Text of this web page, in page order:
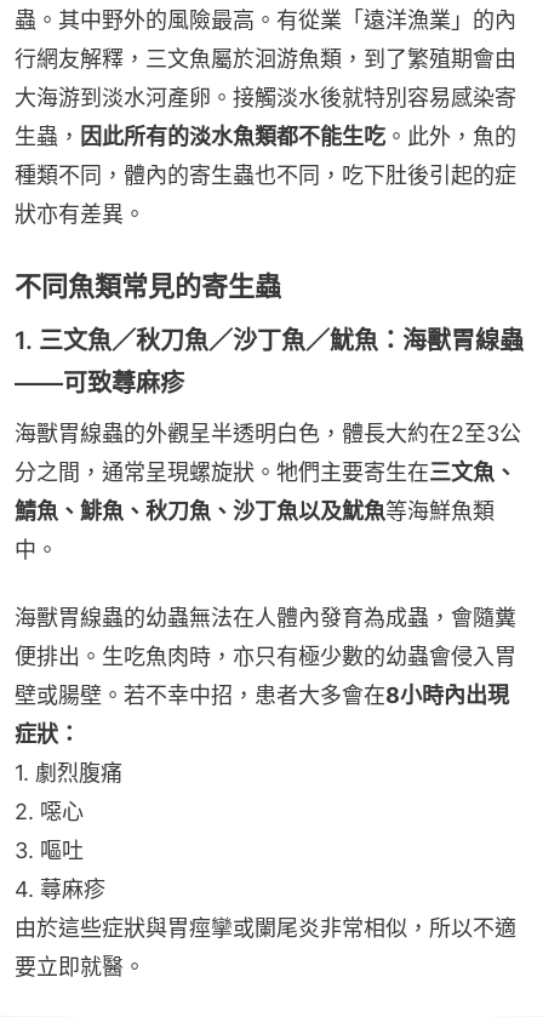
蟲。其中野外的風險最高。有從業「遠洋漁業」的內
行網友解釋，三文魚屬於洄游魚類，到了繁殖期會由
大海游到淡水河產卵。接觸淡水後就特別容易感染寄
生蟲， 因此所有的淡水魚類都不能生吃 。此外，魚的
種類不同，體內的寄生蟲也不同，吃下肚後引起的症
狀亦有差異。
不同魚類常見的寄生蟲
1. 三文魚／秋刀魚／沙丁魚／魷魚：海獸胃線蟲
——可致蕁麻疹
海獸胃線蟲的外觀呈半透明白色，體長大約在2至3公
分之間，通常呈現螺旋狀。牠們主要寄生在三文魚、
鯖魚、鯡魚、秋刀魚、沙丁魚以及魷魚等海鮮魚類
中。
海獸胃線蟲的幼蟲無法在人體內發育為成蟲，會隨糞
便排出。生吃魚肉時，亦只有極少數的幼蟲會侵入胃
壁或腸壁。若不幸中招，患者大多會在8小時內出現
症狀：
1. 劇烈腹痛
2. 噁心
3. 嘔吐
4. 蕁麻疹
由於這些症狀與胃痙攣或闌尾炎非常相似，所以不適
要立即就醫。